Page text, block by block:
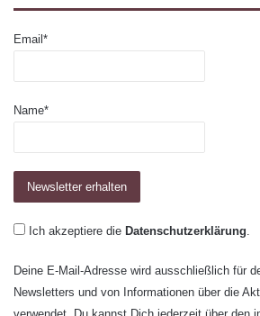
Email*
Name*
Ich akzeptiere die Datenschutzerklärung.
Deine E-Mail-Adresse wird ausschließlich für
Newsletters und von Informationen über die